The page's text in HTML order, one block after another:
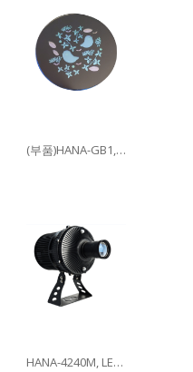
(부품)HANA-GB1, 이미지글라스
HANA-4240M, LED240W